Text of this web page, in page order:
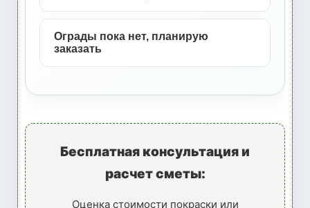
Ограды пока нет, планирую
заказать
Бесплатная консультация и
расчет сметы:
Оценка стоимости покраски или